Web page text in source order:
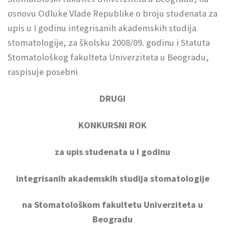
osnovu Odluke Vlade Republike o broju studenata za
upis u I godinu integrisanih akademskih studija
stomatologije, za školsku 2008/09. godinu i Statuta
Stomatološkog fakulteta Univerziteta u Beogradu,
raspisuje posebni
DRUGI
KONKURSNI ROK
za upis studenata u I godinu
integrisanih akademskih studija stomatologije
na Stomatološkom fakultetu Univerziteta u
Beogradu